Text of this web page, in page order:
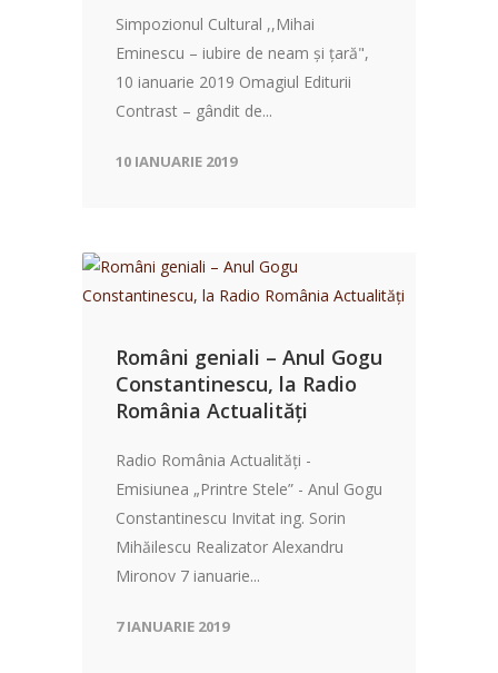
Simpozionul Cultural ,,Mihai
Eminescu – iubire de neam și țară",
10 ianuarie 2019 Omagiul Editurii
Contrast – gândit de...
10 IANUARIE 2019
Români geniali – Anul Gogu
Constantinescu, la Radio
România Actualități
Radio România Actualități -
Emisiunea „Printre Stele” - Anul Gogu
Constantinescu Invitat ing. Sorin
Mihăilescu Realizator Alexandru
Mironov 7 ianuarie...
7 IANUARIE 2019